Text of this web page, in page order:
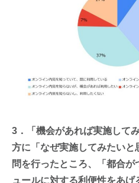
3．「機会があれば実施して
方に「なぜ実施してみたい
問を行ったところ、「都合
ュールに対する利便性をあ